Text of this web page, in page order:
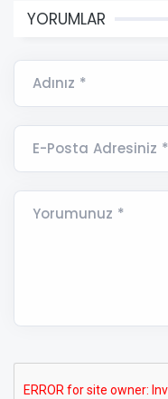
YORUMLAR
Adınız *
E-Posta Adresiniz *
Yorumunuz *